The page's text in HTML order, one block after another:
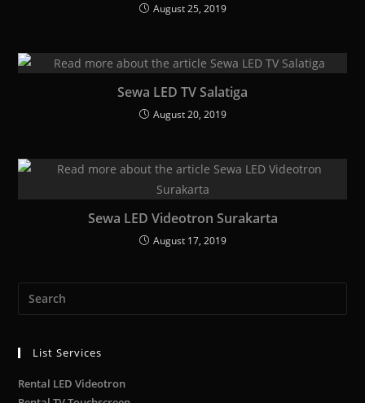
August 25, 2019
Sewa LED TV Salatiga
August 20, 2019
Sewa LED Videotron Surakarta
August 17, 2019
List Services
Rental LED Videotron